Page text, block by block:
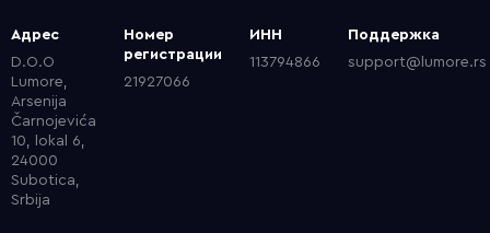
Адрес
D.O.O
Lumore,
Arsenija
Čarnojevića
10, lokal 6,
24000
Subotica,
Srbija
Номер
регистрации
21927066
ИНН
113794866
Поддержка
support@lumore.rs